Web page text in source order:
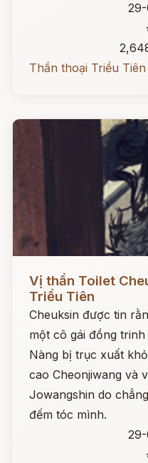
Thần thoại Triều Tiên
Đọc ngay
Vị thần Toilet
Triều Tiên
Cheuksin được tin
một cô gái đồng trinh
Nàng bị trục xuất
cao Cheonjiwang và
Jowangshin do
đếm tóc mình.